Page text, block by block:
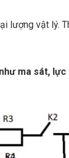
lượng vật lý.
ma sát,